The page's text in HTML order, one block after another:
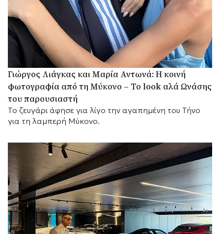
Γιώργος Λιάγκας και Μαρία Αντωνά: Η κοινή
φωτογραφία από τη Μύκονο – Το look αλά Ωνάσης
του παρουσιαστή
Το ζευγάρι άφησε για λίγο την αγαπημένη του Τήνο
για τη λαμπερή Μύκονο.